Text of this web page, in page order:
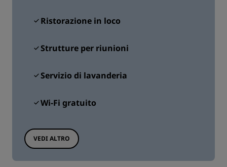
Ristorazione in loco
Strutture per riunioni
Servizio di lavanderia
Wi-Fi gratuito
VEDI ALTRO